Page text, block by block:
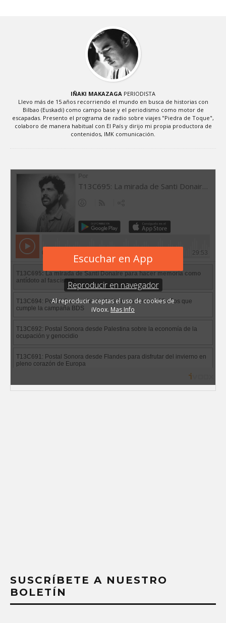
IÑAKI MAKAZAGA PERIODISTA
Llevo más de 15 años recorriendo el mundo en busca de historias con
Bilbao (Euskadi) como campo base y el periodismo como motor de
escapadas. Presento el programa de radio sobre viajes "Piedra de Toque",
colaboro de manera habitual con El País y dirijo mi propia productora de
contenidos, IMK comunicación.
SUSCRÍBETE A NUESTRO
BOLETÍN